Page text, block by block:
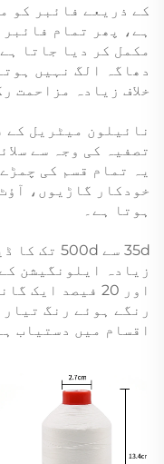
کے ذریعے فائبر کو
ہے، پھر تمام
مکمل کر دیا جاتا
دھاگہ الگ نہیں
خلاف زیادہ مزاحمت
نائیلون میٹریل کے
تصفیہ کی وجہ سے
یہ تمام قسم کی
خودکار گاڑیوں،
ہوتا ہے۔
اور 20 فیصد
رنگے ہوئے رنگ
اقسام میں دستیاب